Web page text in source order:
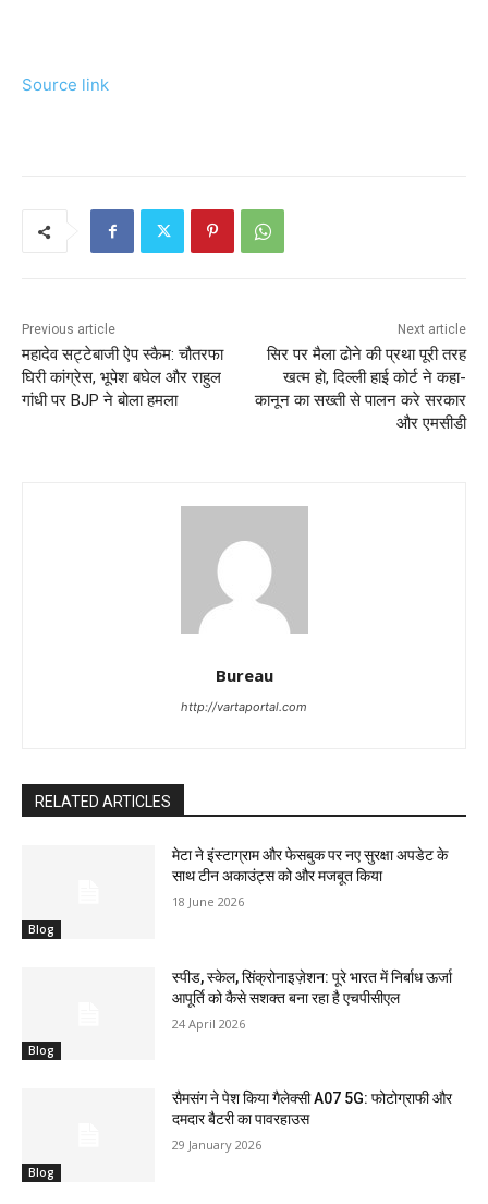
Source link
Previous article
महादेव सट्टेबाजी ऐप स्कैम: चौतरफा
घिरी कांग्रेस, भूपेश बघेल और राहुल
गांधी पर BJP ने बोला हमला
Next article
सिर पर मैला ढोने की प्रथा पूरी तरह
खत्म हो, दिल्‍ली हाई कोर्ट ने कहा-
कानून का सख्ती से पालन करे सरकार
और एमसीडी
Bureau
http://vartaportal.com
RELATED ARTICLES
Blog
मेटा ने इंस्टाग्राम और फेसबुक पर नए सुरक्षा अपडेट के
साथ टीन अकाउंट्स को और मजबूत किया
18 June 2026
Blog
स्पीड, स्केल, सिंक्रोनाइज़ेशन: पूरे भारत में निर्बाध ऊर्जा
आपूर्ति को कैसे सशक्त बना रहा है एचपीसीएल
24 April 2026
Blog
सैमसंग ने पेश किया गैलेक्सी A07 5G: फोटोग्राफी और
दमदार बैटरी का पावरहाउस
29 January 2026